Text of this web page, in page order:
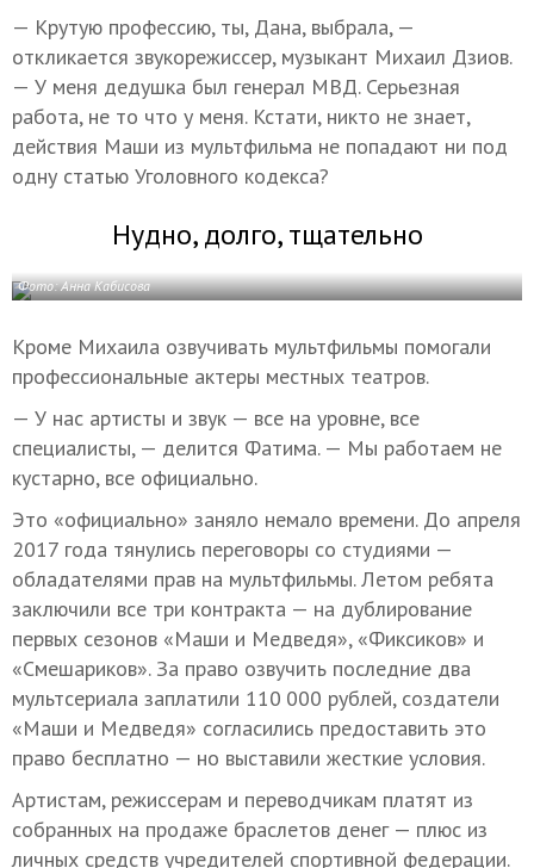
— Крутую профессию, ты, Дана, выбрала, —
откликается звукорежиссер, музыкант Михаил Дзиов.
— У меня дедушка был генерал МВД. Серьезная
работа, не то что у меня. Кстати, никто не знает,
действия Маши из мультфильма не попадают ни под
одну статью Уголовного кодекса?
Нудно, долго, тщательно
Фото: Анна Кабисова
Кроме Михаила озвучивать мультфильмы помогали
профессиональные актеры местных театров.
— У нас артисты и звук — все на уровне, все
специалисты, — делится Фатима. — Мы работаем не
кустарно, все официально.
Это «официально» заняло немало времени. До апреля
2017 года тянулись переговоры со студиями —
обладателями прав на мультфильмы. Летом ребята
заключили все три контракта — на дублирование
первых сезонов «Маши и Медведя», «Фиксиков» и
«Смешариков». За право озвучить последние два
мультсериала заплатили 110 000 рублей, создатели
«Маши и Медведя» согласились предоставить это
право бесплатно — но выставили жесткие условия.
Артистам, режиссерам и переводчикам платят из
собранных на продаже браслетов денег — плюс из
личных средств учредителей спортивной федерации.